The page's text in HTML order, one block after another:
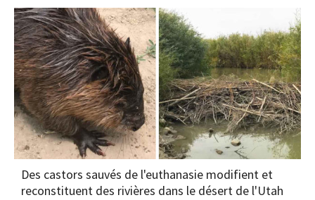
Des castors sauvés de l'euthanasie modifient et
reconstituent des rivières dans le désert de l'Utah